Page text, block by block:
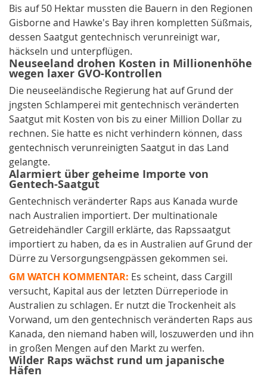
Bis auf 50 Hektar mussten die Bauern in den Regionen
Gisborne and Hawke's Bay ihren kompletten Süßmais,
dessen Saatgut gentechnisch verunreinigt war,
häckseln und unterpflügen.
Neuseeland drohen Kosten in Millionenhöhe
wegen laxer GVO-Kontrollen
Die neuseeländische Regierung hat auf Grund der
jngsten Schlamperei mit gentechnisch veränderten
Saatgut mit Kosten von bis zu einer Million Dollar zu
rechnen. Sie hatte es nicht verhindern können, dass
gentechnisch verunreinigten Saatgut in das Land
gelangte.
Alarmiert über geheime Importe von
Gentech-Saatgut
Gentechnisch veränderter Raps aus Kanada wurde
nach Australien importiert. Der multinationale
Getreidehändler Cargill erklärte, das Rapssaatgut
importiert zu haben, da es in Australien auf Grund der
Dürre zu Versorgungsengpässen gekommen sei.
GM WATCH KOMMENTAR: Es scheint, dass Cargill
versucht, Kapital aus der letzten Dürreperiode in
Australien zu schlagen. Er nutzt die Trockenheit als
Vorwand, um den gentechnisch veränderten Raps aus
Kanada, den niemand haben will, loszuwerden und ihn
in großen Mengen auf den Markt zu werfen.
Wilder Raps wächst rund um japanische
Häfen